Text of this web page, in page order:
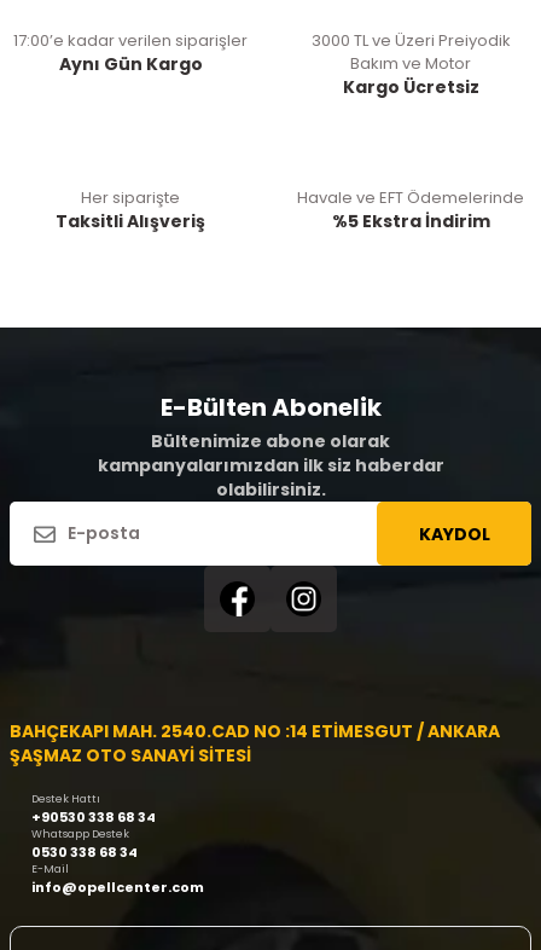
17:00’e kadar verilen siparişler
Aynı Gün Kargo
3000 TL ve Üzeri Preiyodik
Bakım ve Motor
Kargo Ücretsiz
Her siparişte
Taksitli Alışveriş
Havale ve EFT Ödemelerinde
%5 Ekstra İndirim
E-Bülten Abonelik
Bültenimize abone olarak
kampanyalarımızdan ilk siz haberdar
olabilirsiniz.
KAYDOL
BAHÇEKAPI MAH. 2540.CAD NO :14 ETİMESGUT / ANKARA
ŞAŞMAZ OTO SANAYİ SİTESİ
Destek Hattı
+90530 338 68 34
Whatsapp Destek
0530 338 68 34
E-Mail
info@opellcenter.com